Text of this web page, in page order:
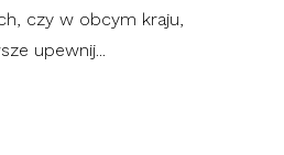
czy w obcym kraju,
upewnij...